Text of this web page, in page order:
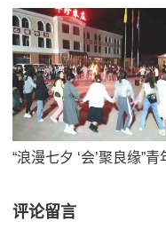
评论留言